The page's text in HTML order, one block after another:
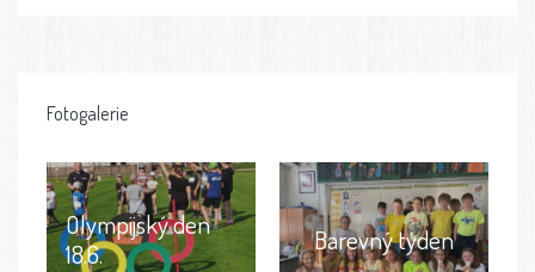
Fotogalerie
Olympijský den
18.6.
Barevný týden